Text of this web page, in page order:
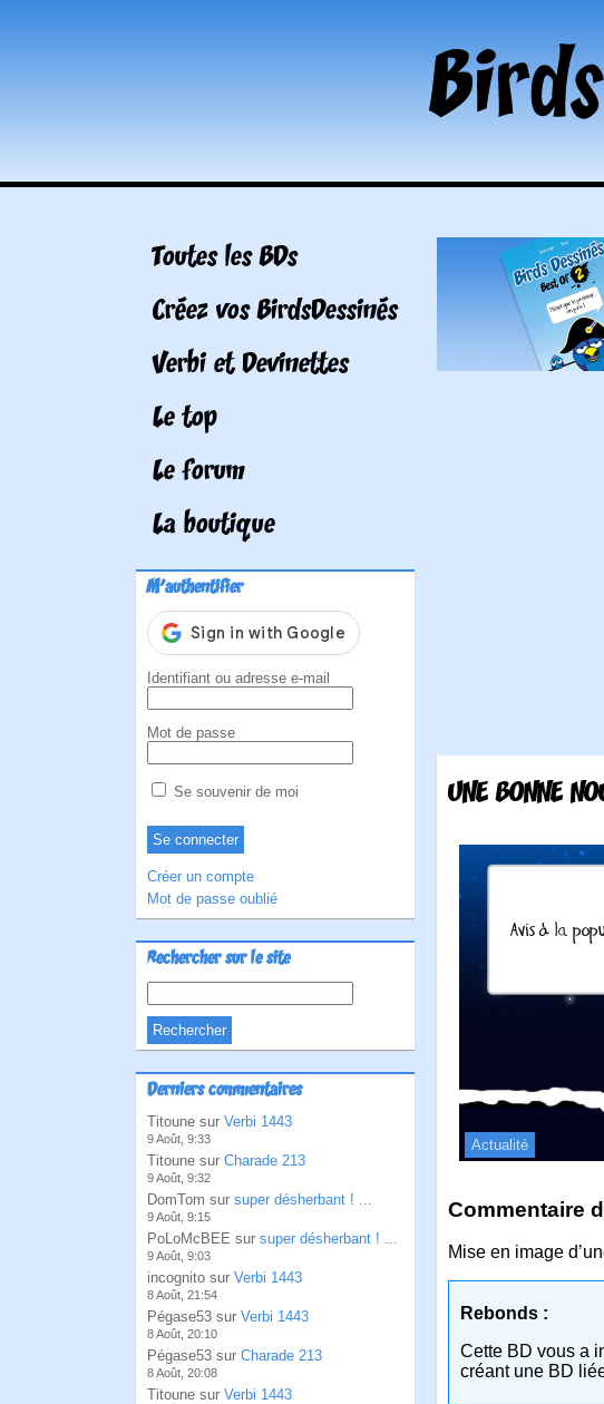
Toutes les BDs
Créez vos BirdsDessinés
Verbi et Devinettes
Le top
Le forum
La boutique
M'authentifier
Identifiant ou adresse e-mail
Mot de passe
Se souvenir de moi
Créer un compte
Mot de passe oublié
Rechercher sur le site
Derniers commentaires
Titoune sur Verbi 1443
9 Août, 9:33
Titoune sur Charade 213
9 Août, 9:32
DomTom sur super désherbant ! ...
9 Août, 9:15
PoLoMcBEE sur super désherbant ! ...
9 Août, 9:03
incognito sur Verbi 1443
8 Août, 21:54
Pégase53 sur Verbi 1443
8 Août, 20:10
Pégase53 sur Charade 213
8 Août, 20:08
Titoune sur Verbi 1443
UNE BONNE
Actualité
Commentaire
Mise en image
Rebonds :
Cette BD vous a
créant une BD